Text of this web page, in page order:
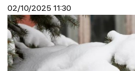
02/10/2025 11:30